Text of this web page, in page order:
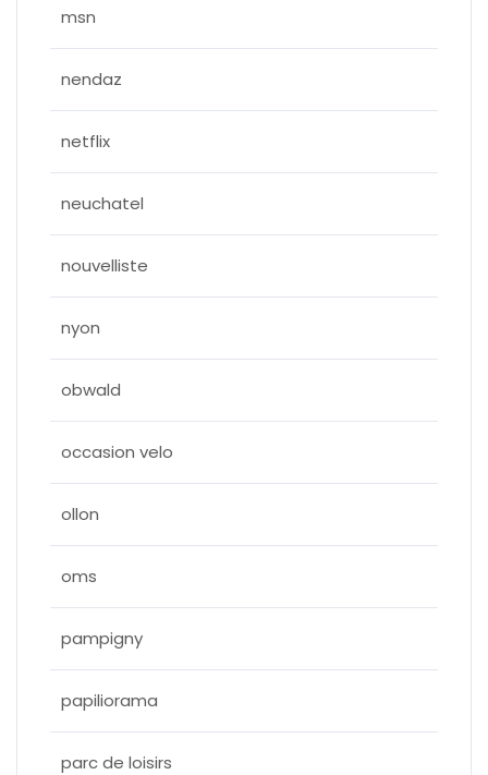
msn
nendaz
netflix
neuchatel
nouvelliste
nyon
obwald
occasion velo
ollon
oms
pampigny
papiliorama
parc de loisirs